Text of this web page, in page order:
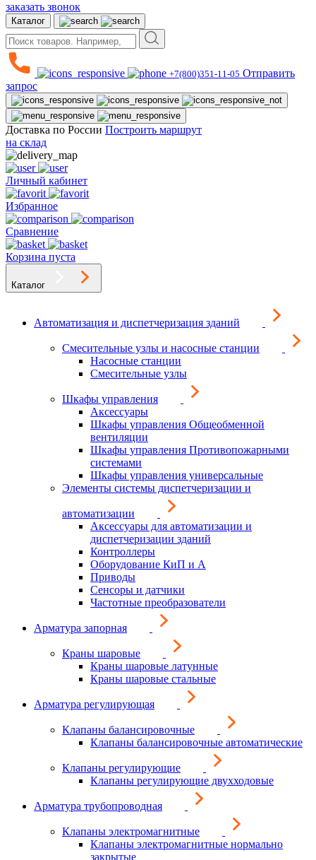
заказать звонок
Каталог
+7(800)351-11-05 Отправить
запрос
Доставка по России Построить маршрут
на склад
Личный кабинет
Избранное
Сравнение
Корзина пуста
Каталог
Автоматизация и диспетчеризация зданий
Смесительные узлы и насосные станции
Насосные станции
Смесительные узлы
Шкафы управления
Аксессуары
Шкафы управления Общеобменной
вентиляции
Шкафы управления Противопожарными
системами
Шкафы управления универсальные
Элементы системы диспетчеризации и
автоматизации
Аксессуары для автоматизации и
диспетчеризации зданий
Контроллеры
Оборудование КиП и А
Приводы
Сенсоры и датчики
Частотные преобразователи
Арматура запорная
Краны шаровые
Краны шаровые латунные
Краны шаровые стальные
Арматура регулирующая
Клапаны балансировочные
Клапаны балансировочные автоматические
Клапаны регулирующие
Клапаны регулирующие двухходовые
Арматура трубопроводная
Клапаны электромагнитные
Клапаны электромагнитные нормально
закрытые